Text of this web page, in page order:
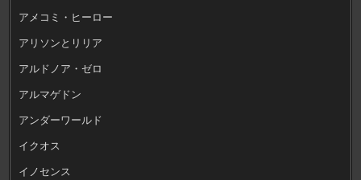
アメコミ・ヒーロー
アリソンとリリア
アルドノア・ゼロ
アルマゲドン
アンダーワールド
イクオス
イノセンス